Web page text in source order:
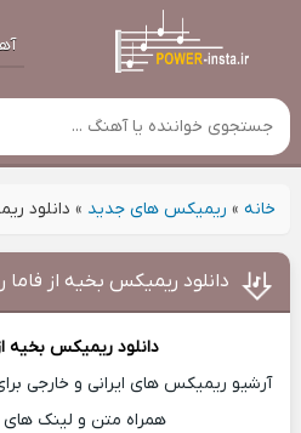
خانه» ریمیکس های جدید » دانلود
دانلود ریمیکس بخیه از
دانلود ریمیکس بخیه
آرشیو ریمیکس های ایرانی و خارجی
همراه متن و لینک های